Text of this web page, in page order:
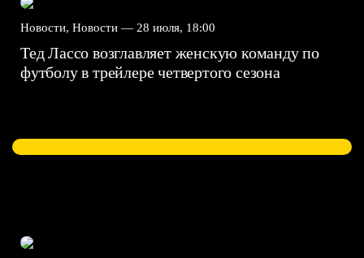
Новости, Новости — 28 июля, 18:00
Тед Лассо возглавляет женскую команду по
футболу в трейлере четвертого сезона